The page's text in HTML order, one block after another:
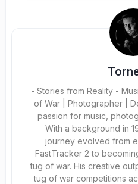
- Stories from Reality -
of War | Photographer |
passion for music,
With a background in
journey evolved from
FastTracker 2 to
tug of war. His creative
tug of war competitions